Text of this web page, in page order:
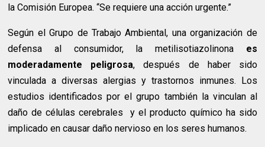
la Comisión Europea. “Se requiere una acción urgente.”
Según el Grupo de Trabajo Ambiental, una organización de
defensa al consumidor, la metilisotiazolinona es
moderadamente peligrosa, después de haber sido
vinculada a diversas alergias y trastornos inmunes. Los
estudios identificados por el grupo también la vinculan al
daño de células cerebrales y el producto químico ha sido
implicado en causar daño nervioso en los seres humanos.